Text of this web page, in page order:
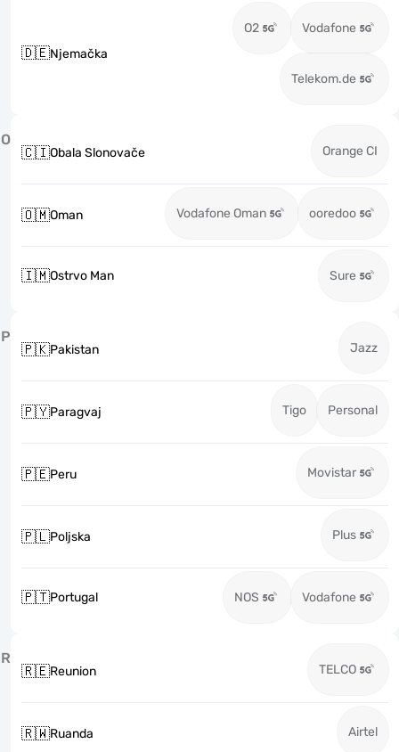
🇩🇪Njemačka
O2 Vodafone
Telekom.de
O
🇨🇮Obala Slonovače Orange CI
🇴🇲Oman Vodafone Oman ooredoo
🇮🇲Ostrvo Man Sure
P
🇵🇰Pakistan Jazz
🇵🇾Paragvaj Tigo Personal
🇵🇪Peru Movistar
🇵🇱Poljska Plus
🇵🇹Portugal NOS Vodafone
R
🇷🇪Reunion TELCO
🇷🇼Ruanda Airtel